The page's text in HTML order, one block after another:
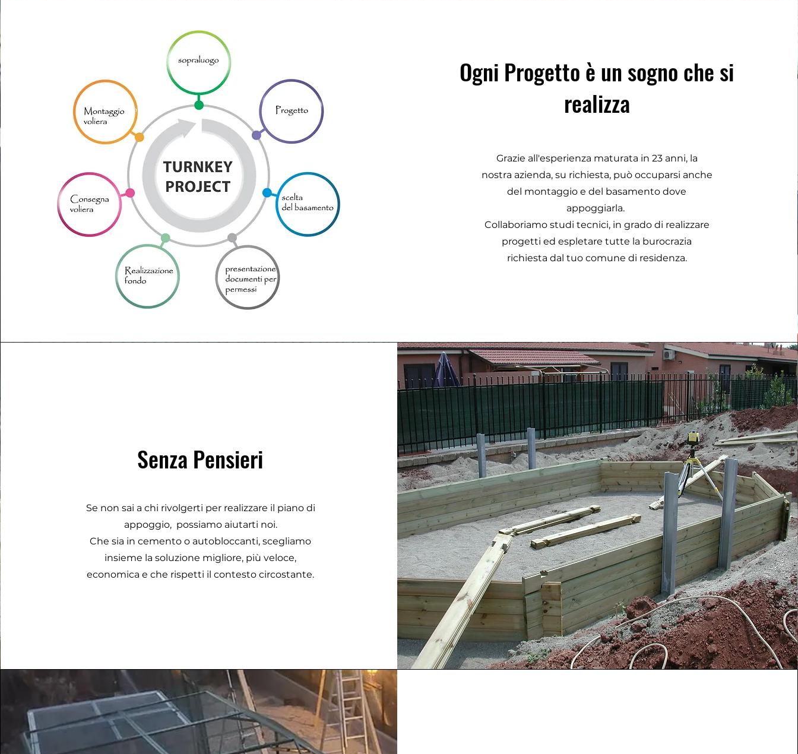
Ogni Progetto è un sogno che si
realizza
Grazie all'esperienza maturata in 23 anni, la
nostra azienda, su richiesta, può occuparsi anche
del montaggio e del basamento dove
appoggiarla.
Collaboriamo studi tecnici, in grado di realizzare
progetti ed espletare tutte la burocrazia
richiesta dal tuo comune di residenza.
Senza Pensieri
Se non sai a chi rivolgerti per realizzare il piano di
appoggio, possiamo aiutarti noi.
Che sia in cemento o autobloccanti, scegliamo
insieme la soluzione migliore, più veloce,
economica e che rispetti il contesto circostante.